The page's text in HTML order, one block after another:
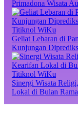
Primadona Wisata
Titiknol WiKu
Geliat Lebaran di
Kunjungan
Titiknol WiKu
Sinergi Wisata
Lokal di Bulan